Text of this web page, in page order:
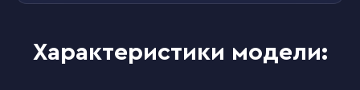
Характеристики модели: